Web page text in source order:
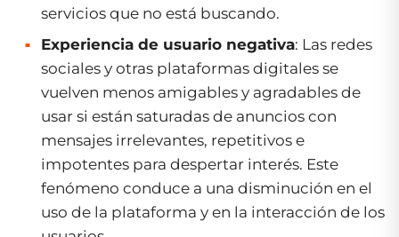
servicios que no está buscando.
Experiencia de usuario negativa: Las redes
sociales y otras plataformas digitales se
vuelven menos amigables y agradables de
usar si están saturadas de anuncios con
mensajes irrelevantes, repetitivos e
impotentes para despertar interés. Este
fenómeno conduce a una disminución en el
uso de la plataforma y en la interacción de los